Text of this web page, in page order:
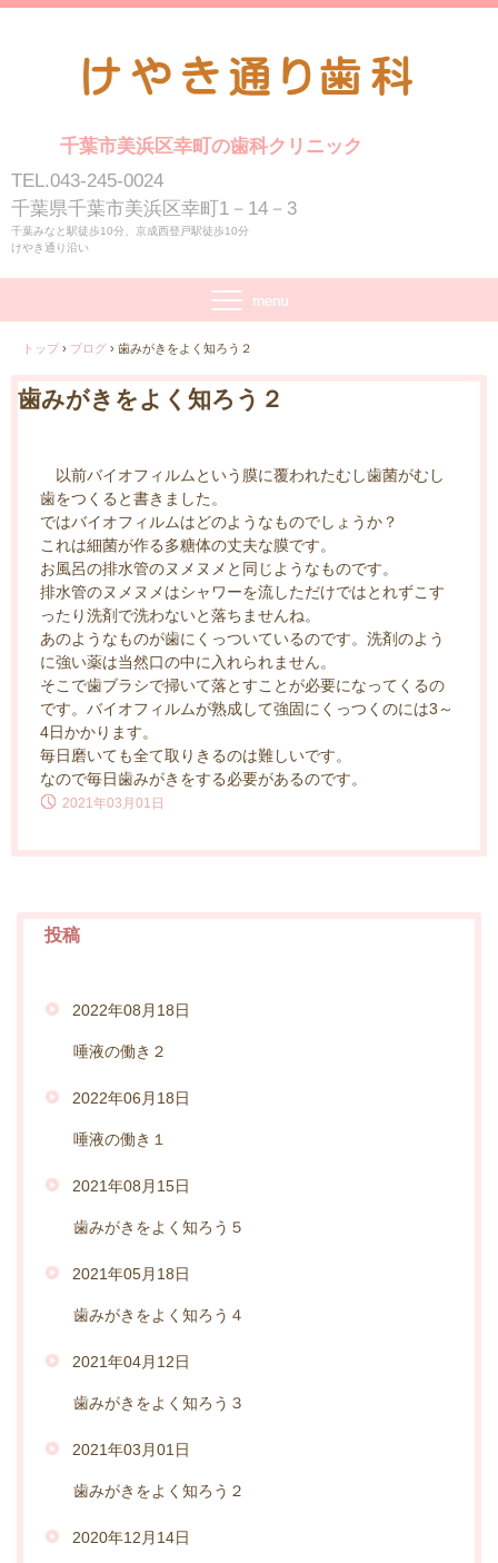
千葉市美浜区幸町の歯科クリニック
TEL.043-245-0024
千葉県千葉市美浜区幸町1－14－3
千葉みなと駅徒歩10分、京成西登戸駅徒歩10分
けやき通り沿い
トップ › ブログ › 歯みがきをよく知ろう２
歯みがきをよく知ろう２
以前バイオフィルムという膜に覆われたむし歯菌がむし
歯をつくると書きました。
ではバイオフィルムはどのようなものでしょうか？
これは細菌が作る多糖体の丈夫な膜です。
お風呂の排水管のヌメヌメと同じようなものです。
排水管のヌメヌメはシャワーを流しただけではとれずこす
ったり洗剤で洗わないと落ちませんね。
あのようなものが歯にくっついているのです。洗剤のよう
に強い薬は当然口の中に入れられません。
そこで歯ブラシで掃いて落とすことが必要になってくるの
です。バイオフィルムが熟成して強固にくっつくのには3～
4日かかります。
毎日磨いても全て取りきるのは難しいです。
なので毎日歯みがきをする必要があるのです。
2021年03月01日
投稿
2022年08月18日
唾液の働き２
2022年06月18日
唾液の働き１
2021年08月15日
歯みがきをよく知ろう５
2021年05月18日
歯みがきをよく知ろう４
2021年04月12日
歯みがきをよく知ろう３
2021年03月01日
歯みがきをよく知ろう２
2020年12月14日